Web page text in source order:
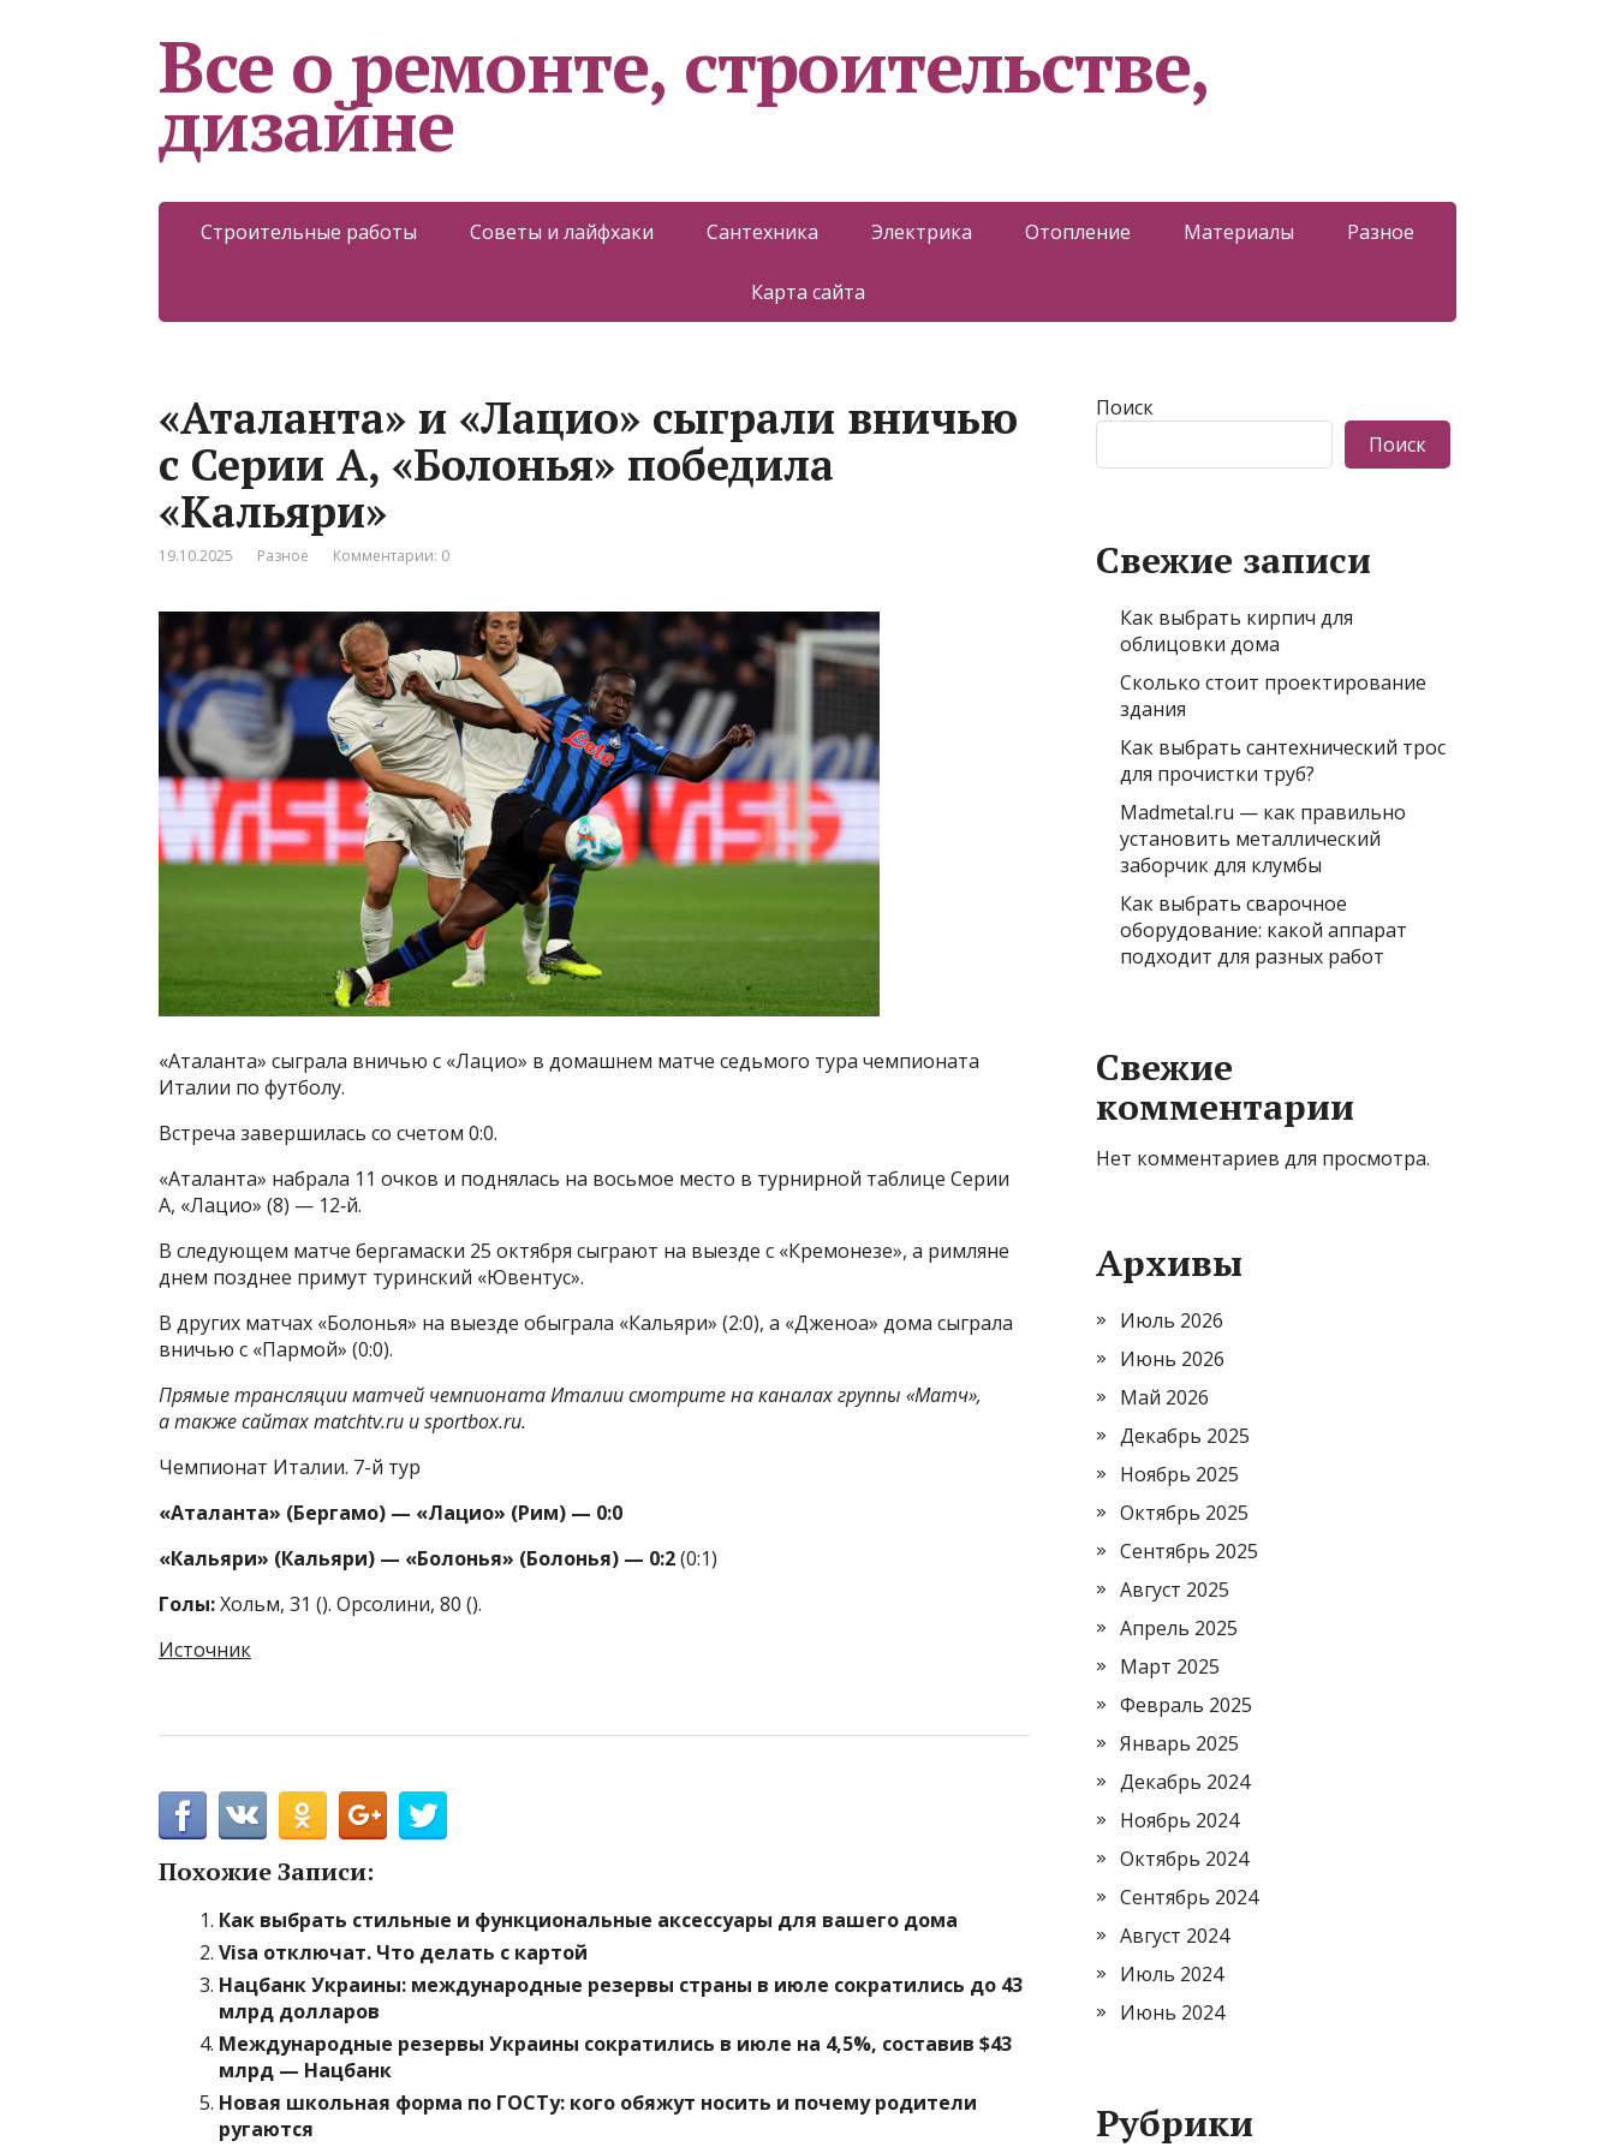
Все о ремонте, строительстве,
дизайне
Строительные работы Советы и лайфхаки Сантехника Электрика Отопление Материалы Разное
Карта сайта
«Аталанта» и «Лацио» сыграли вничью
с Серии А, «Болонья» победила
«Кальяри»
19.10.2025 Разное Комментарии: 0
«Аталанта» сыграла вничью с «Лацио» в домашнем матче седьмого тура чемпионата
Италии по футболу.
Встреча завершилась со счетом 0:0.
«Аталанта» набрала 11 очков и поднялась на восьмое место в турнирной таблице Серии
А, «Лацио» (8) — 12‑й.
В следующем матче бергамаски 25 октября сыграют на выезде с «Кремонезе», а римляне
днем позднее примут туринский «Ювентус».
В других матчах «Болонья» на выезде обыграла «Кальяри» (2:0), а «Дженоа» дома сыграла
вничью c «Пармой» (0:0).
Прямые трансляции матчей чемпионата Италии смотрите на каналах группы «Матч»,
а также сайтах matchtv.ru и sportbox.ru.
Чемпионат Италии. 7-й тур
«Аталанта» (Бергамо) — «Лацио» (Рим) — 0:0
«Кальяри» (Кальяри) — «Болонья» (Болонья) — 0:2(0:1)
Голы:Хольм, 31 (). Орсолини, 80 ().
Источник
Похожие Записи:
Как выбрать стильные и функциональные аксессуары для вашего дома
Visa отключат. Что делать с картой
Нацбанк Украины: международные резервы страны в июле сократились до 43
млрд долларов
Международные резервы Украины сократились в июле на 4,5%, составив $43
млрд — Нацбанк
Новая школьная форма по ГОСТу: кого обяжут носить и почему родители
ругаются
Поиск
Поиск
Свежие записи
Как выбрать кирпич для
облицовки дома
Сколько стоит проектирование
здания
Как выбрать сантехнический трос
для прочистки труб?
Madmetal.ru — как правильно
установить металлический
заборчик для клумбы
Как выбрать сварочное
оборудование: какой аппарат
подходит для разных работ
Свежие
комментарии
Нет комментариев для просмотра.
Архивы
Июль 2026
Июнь 2026
Май 2026
Декабрь 2025
Ноябрь 2025
Октябрь 2025
Сентябрь 2025
Август 2025
Апрель 2025
Март 2025
Февраль 2025
Январь 2025
Декабрь 2024
Ноябрь 2024
Октябрь 2024
Сентябрь 2024
Август 2024
Июль 2024
Июнь 2024
Рубрики